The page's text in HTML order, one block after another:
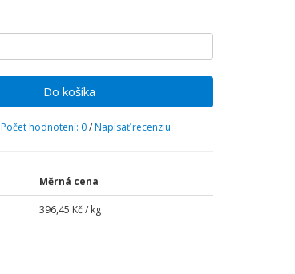
Do košíka
Počet hodnotení: 0/Napísať recenziu
Měrná cena
396,45 Kč / kg